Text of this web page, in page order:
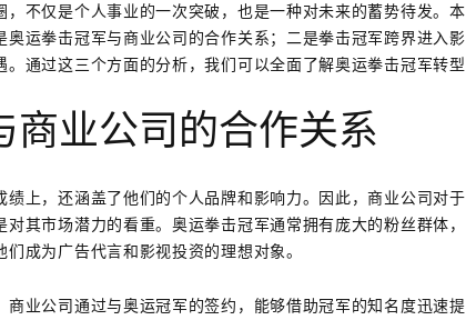
不仅是个人事业的一次突破，也是一种对未来的蓄势待发。本
运拳击冠军与商业公司的合作关系；二是拳击冠军跨界进入影
通过这三个方面的分析，我们可以全面了解奥运拳击冠军转型
商业公司的合作关系
上，还涵盖了他们的个人品牌和影响力。因此，商业公司对于
其市场潜力的看重。奥运拳击冠军通常拥有庞大的粉丝群体，
成为广告代言和影视投资的理想对象。
业公司通过与奥运冠军的签约，能够借助冠军的知名度迅速提